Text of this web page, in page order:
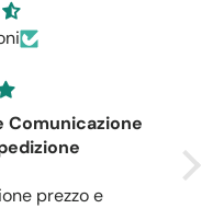
Comunicazione
prezzo e